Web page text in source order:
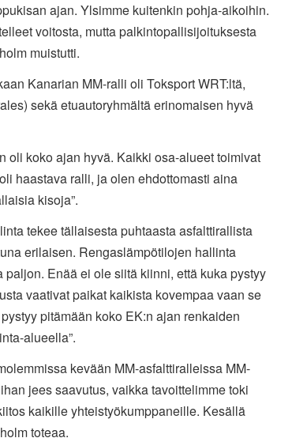
ajan. Ylsimme kuitenkin pohja-aikoihin.
voitosta, mutta palkintopallisijoituksesta
muistutti.
Kanarian MM-ralli oli Toksport WRT:ltä,
sekä etuautoryhmältä erinomaisen hyvä
oli koko ajan hyvä. Kaikki osa-alueet toimivat
haastava ralli, ja olen ehdottomasti aina
kisoja”.
tekee tällaisesta puhtaasta asfalttirallista
erilaisen. Rengaslämpötilojen hallinta
paljon. Enää ei ole siitä kiinni, että kuka pystyy
vaativat paikat kaikista kovempaa vaan se
pitämään koko EK:n ajan renkaiden
alueella”.
kevään MM-asfalttiralleissa MM-
jees saavutus, vaikka tavoittelimme toki
kaikille yhteistyökumppaneille. Kesällä
toteaa.